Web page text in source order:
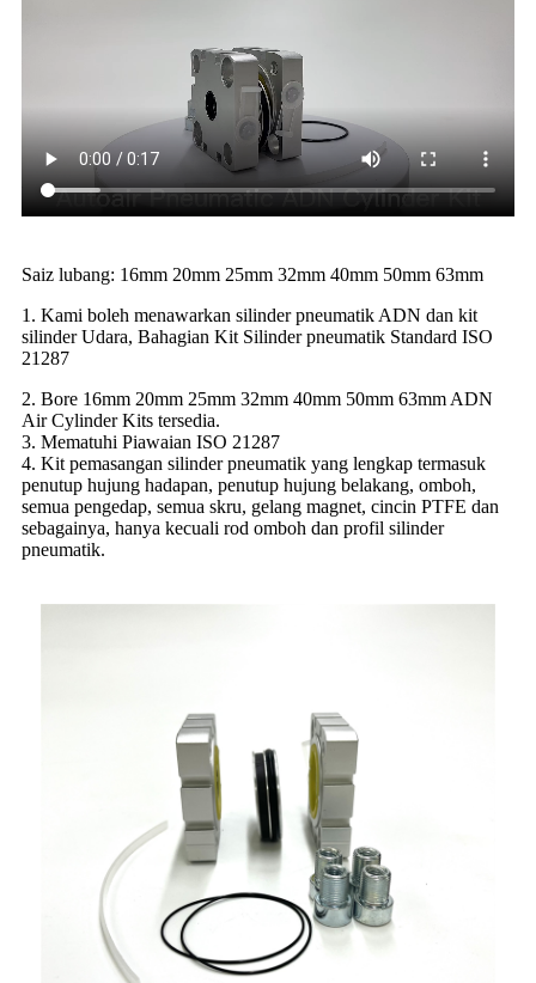
Saiz lubang: 16mm 20mm 25mm 32mm 40mm 50mm 63mm
1. Kami boleh menawarkan silinder pneumatik ADN dan kit
silinder Udara, Bahagian Kit Silinder pneumatik Standard ISO
21287
2. Bore 16mm 20mm 25mm 32mm 40mm 50mm 63mm ADN
Air Cylinder Kits tersedia.
3. Mematuhi Piawaian ISO 21287
4. Kit pemasangan silinder pneumatik yang lengkap termasuk
penutup hujung hadapan, penutup hujung belakang, omboh,
semua pengedap, semua skru, gelang magnet, cincin PTFE dan
sebagainya, hanya kecuali rod omboh dan profil silinder
pneumatik.